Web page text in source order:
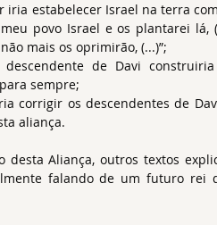
iria estabelecer Israel na terra
povo Israel e os plantarei lá,
mais os oprimirão, (...)”;
de Davi
sempre;
corrigir os descendentes de
aliança.
desta Aliança, outros textos
falando de um futuro rei